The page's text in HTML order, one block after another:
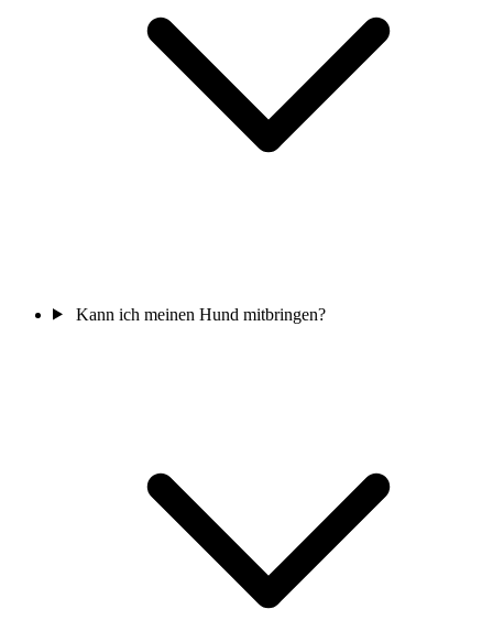
Kann ich meinen Hund mitbringen?